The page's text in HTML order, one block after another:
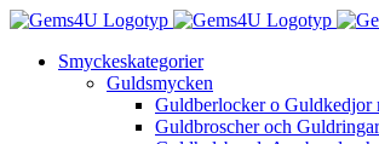
Fortsätt
innehålletSmyckeskategorier
Guldsmycken
Guldberlocker o Guldkedjor
Guldbroscher och Guldringar